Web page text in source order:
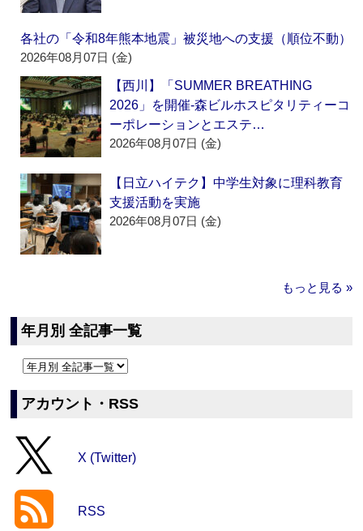
各社の「令和8年熊本地震」被災地への支援（順位不動）
2026年08月07日 (金)
【西川】「SUMMER BREATHING
2026」を開催‐森ビルホスピタリティーコ
ーポレーションとエステ…
2026年08月07日 (金)
【日立ハイテク】中学生対象に理科教育
支援活動を実施
2026年08月07日 (金)
もっと見る »
年月別 全記事一覧
アカウント・RSS
X (Twitter)
RSS